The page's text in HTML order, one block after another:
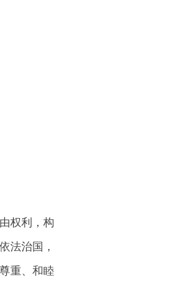
权利，构
法治国，
重、和睦